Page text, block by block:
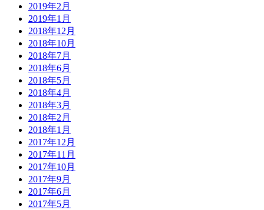
2019年2月
2019年1月
2018年12月
2018年10月
2018年7月
2018年6月
2018年5月
2018年4月
2018年3月
2018年2月
2018年1月
2017年12月
2017年11月
2017年10月
2017年9月
2017年6月
2017年5月